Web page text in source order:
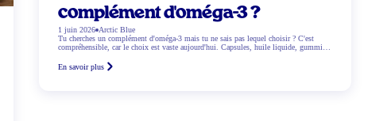
complément d'oméga-3 ?
1 juin 2026 Arctic Blue
Tu cherches un complément d'oméga-3 mais tu ne sais pas lequel choisir ? C'est
compréhensible, car le choix est vaste aujourd'hui. Capsules, huile liquide, gummies,
Et qu'est-ce qui correspond exactement à tes besoins ? Dans ce blog, nous t'aidons
En savoir plus